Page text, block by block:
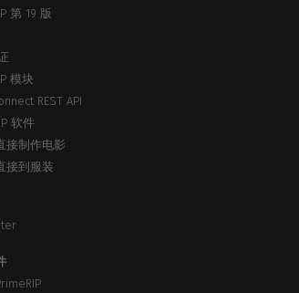
第 19 版
模块
REST API
软件
接制作电影
接到服装